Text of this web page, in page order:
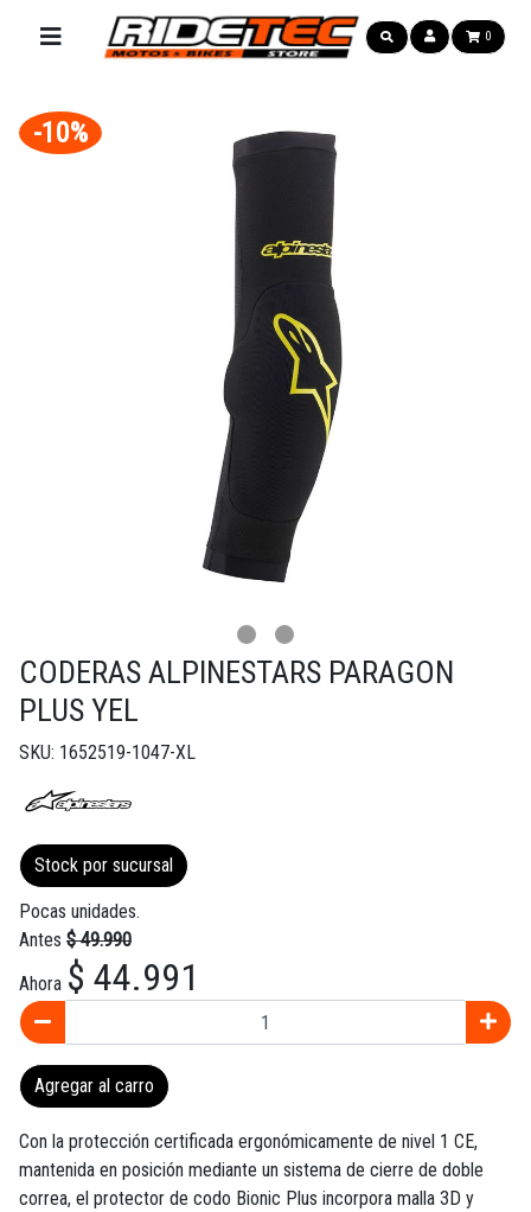
0
-10%
CODERAS ALPINESTARS PARAGON
PLUS YEL
SKU: 1652519-1047-XL
Stock por sucursal
Pocas unidades.
Antes $ 49.990
Ahora $ 44.991
Agregar al carro
Con la protección certificada ergonómicamente de nivel 1 CE,
mantenida en posición mediante un sistema de cierre de doble
correa, el protector de codo Bionic Plus incorpora malla 3D y